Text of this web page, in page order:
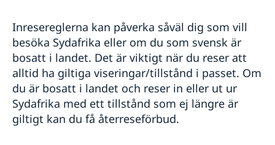
Inresereglerna kan påverka såväl dig som vill
besöka Sydafrika eller om du som svensk är
bosatt i landet. Det är viktigt när du reser att
alltid ha giltiga viseringar/tillstånd i passet. Om
du är bosatt i landet och reser in eller ut ur
Sydafrika med ett tillstånd som ej längre är
giltigt kan du få återreseförbud.